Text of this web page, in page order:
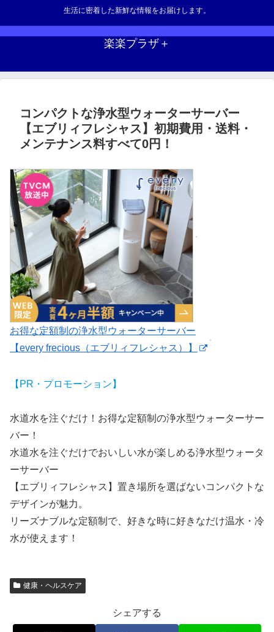
生活に密着した新鮮な情報をお届けします。
楽楽プラザ＋
コンパクトな浄水型ウォーターサーバー
【エブリィフレシャス】初期費用・送料・
メンテナンス料すべて0円！
お得な定額制の浄水型ウォーターサーバー
【every frecious（エブリィフレシャス）】
【PR・プロモーション】
水道水を注ぐだけ！お得な定額制の浄水型ウォーターサー
バー！
水道水を注ぐだけでおいしい水が楽しめる浄水型ウォータ
ーサーバー
【エブリィフレシャス】置き場所を選ばないコンパクトな
デザインが魅力。
リーズナブルな定額制で、好きな時に好きなだけ温水・冷
水が使えます！
健康・ヘルスケア
シェアする